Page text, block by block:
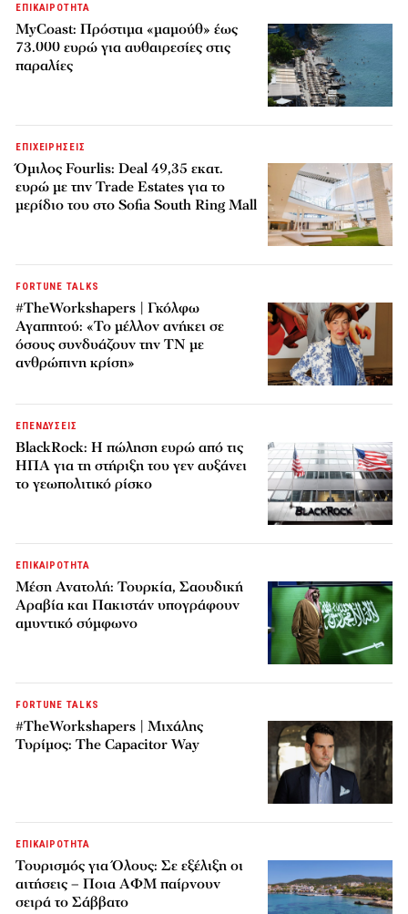
ΕΠΙΚΑΙΡΟΤΗΤΑ
MyCoast: Πρόστιμα «μαμούθ» έως
73.000 ευρώ για αυθαιρεσίες στις
παραλίες
ΕΠΙΧΕΙΡΗΣΕΙΣ
Όμιλος Fourlis: Deal 49,35 εκατ.
ευρώ με την Trade Estates για το
μερίδιο του στο Sofia South Ring Mall
FORTUNE TALKS
#TheWorkshapers | Γκόλφω
Αγαπητού: «Το μέλλον ανήκει σε
όσους συνδυάζουν την ΤΝ με
ανθρώπινη κρίση»
ΕΠΕΝΔΥΣΕΙΣ
BlackRock: Η πώληση ευρώ από τις
ΗΠΑ για τη στήριξη του γεν αυξάνει
το γεωπολιτικό ρίσκο
ΕΠΙΚΑΙΡΟΤΗΤΑ
Μέση Ανατολή: Τουρκία, Σαουδική
Αραβία και Πακιστάν υπογράφουν
αμυντικό σύμφωνο
FORTUNE TALKS
#TheWorkshapers | Μιχάλης
Τυρίμος: The Capacitor Way
ΕΠΙΚΑΙΡΟΤΗΤΑ
Τουρισμός για Όλους: Σε εξέλιξη οι
αιτήσεις – Ποια ΑΦΜ παίρνουν
σειρά το Σάββατο